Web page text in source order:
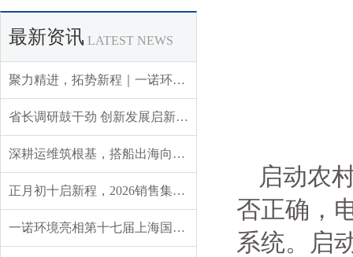
最新资讯 LATEST NEWS
聚力精进，拓势新程｜一诺环境 2026 年 Q3 销售集中营圆满收官
省长调研鼓干劲 创新发展启新程——辽宁省委副书记、省长王新伟莅临一诺环境调研指导
深耕运维筑根基，搭船出海向未来｜一诺环境 2026 年度盛典圆满举行
正月初十启新程，2026销售集中营燃情开营，聚力攻坚创佳绩！
一诺环境亮相第十七届上海国际水展，创新水科技引领绿色未来
启动农
否正确，
系统。启